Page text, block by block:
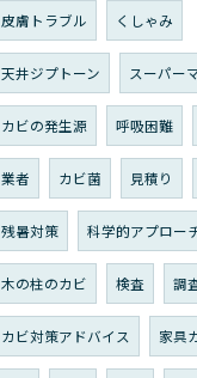
皮膚トラブル くしゃみ
天井ジプトーン スーパー
カビの発生源 呼吸困難
業者 カビ菌 見積り
残暑対策 科学的アプロー
木の柱のカビ 検査 調
カビ対策アドバイス 家具